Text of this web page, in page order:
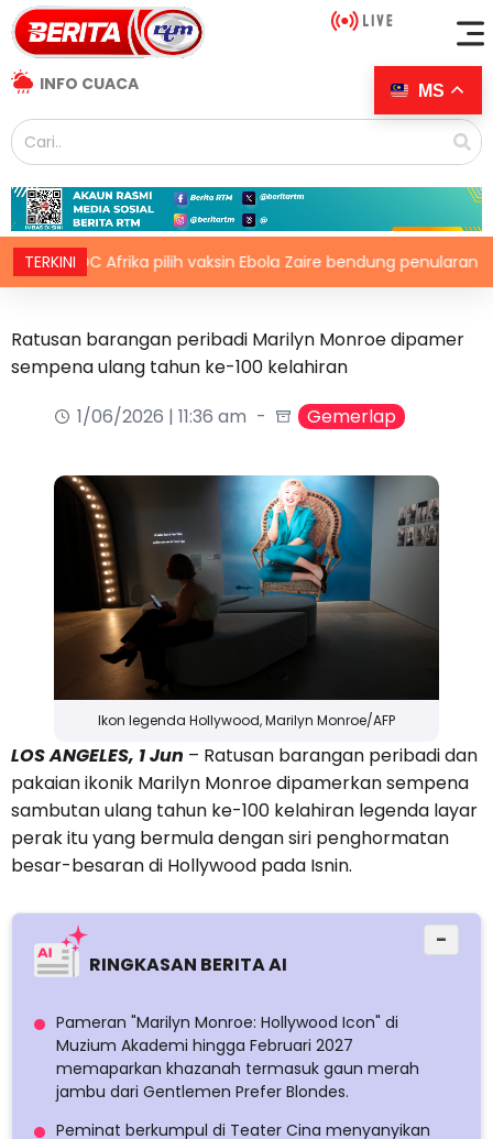
INFO CUACA
TERKINI
CDC Afrika pilih vaksin Ebola Zaire bendung penularan wabak
Ratusan barangan peribadi Marilyn Monroe dipamer
sempena ulang tahun ke-100 kelahiran
1/06/2026 | 11:36 am
Gemerlap
Ikon legenda Hollywood, Marilyn Monroe/AFP
LOS ANGELES, 1 Jun – Ratusan barangan peribadi dan
pakaian ikonik Marilyn Monroe dipamerkan sempena
sambutan ulang tahun ke-100 kelahiran legenda layar
perak itu yang bermula dengan siri penghormatan
besar-besaran di Hollywood pada Isnin.
RINGKASAN BERITA AI
−
Pameran "Marilyn Monroe: Hollywood Icon" di
Muzium Akademi hingga Februari 2027
memaparkan khazanah termasuk gaun merah
jambu dari Gentlemen Prefer Blondes.
Peminat berkumpul di Teater Cina menyanyikan
MS